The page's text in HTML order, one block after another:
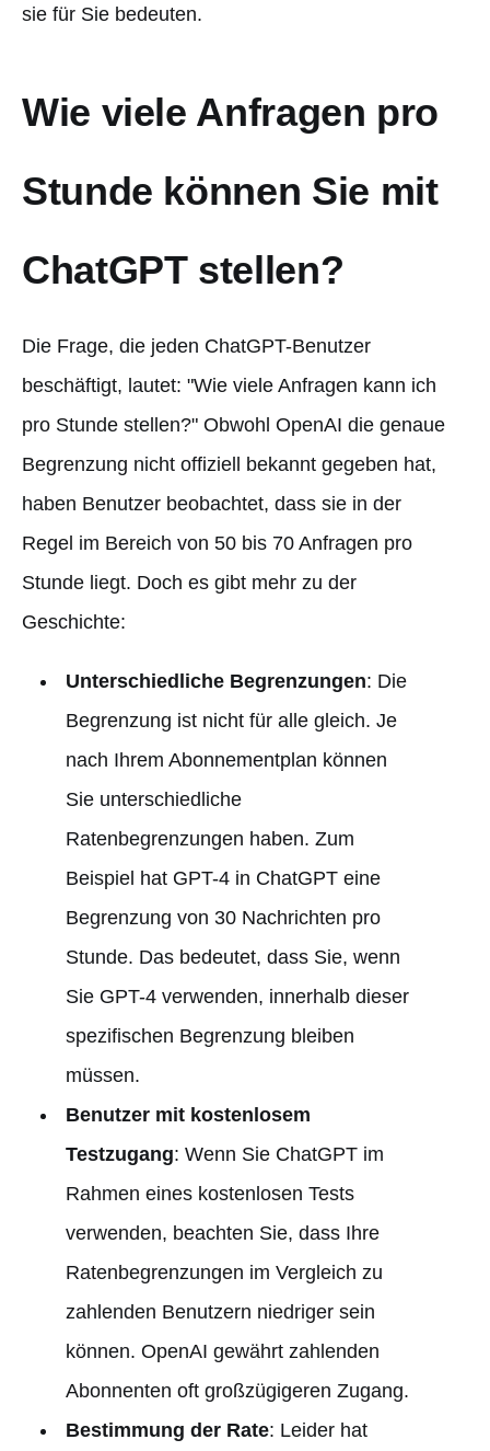
sie für Sie bedeuten.
Wie viele Anfragen pro
Stunde können Sie mit
ChatGPT stellen?
Die Frage, die jeden ChatGPT-Benutzer
beschäftigt, lautet: "Wie viele Anfragen kann ich
pro Stunde stellen?" Obwohl OpenAI die genaue
Begrenzung nicht offiziell bekannt gegeben hat,
haben Benutzer beobachtet, dass sie in der
Regel im Bereich von 50 bis 70 Anfragen pro
Stunde liegt. Doch es gibt mehr zu der
Geschichte:
Unterschiedliche Begrenzungen: Die
Begrenzung ist nicht für alle gleich. Je
nach Ihrem Abonnementplan können
Sie unterschiedliche
Ratenbegrenzungen haben. Zum
Beispiel hat GPT-4 in ChatGPT eine
Begrenzung von 30 Nachrichten pro
Stunde. Das bedeutet, dass Sie, wenn
Sie GPT-4 verwenden, innerhalb dieser
spezifischen Begrenzung bleiben
müssen.
Benutzer mit kostenlosem
Testzugang: Wenn Sie ChatGPT im
Rahmen eines kostenlosen Tests
verwenden, beachten Sie, dass Ihre
Ratenbegrenzungen im Vergleich zu
zahlenden Benutzern niedriger sein
können. OpenAI gewährt zahlenden
Abonnenten oft großzügigeren Zugang.
Bestimmung der Rate: Leider hat